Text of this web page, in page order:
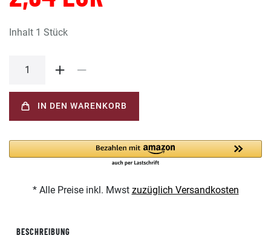
Inhalt 1 Stück
IN DEN WARENKORB
* Alle Preise inkl. Mwst zuzüglich Versandkosten
BESCHREIBUNG